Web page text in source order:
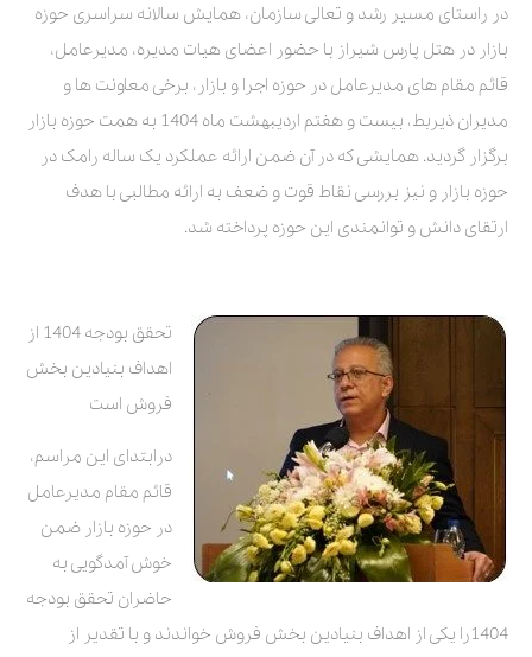
در راستای مسیر رشد و تعالی سازمان، همایش سالانه سراسری حوزه
بازار در هتل پارس شیراز با حضور اعضای هیات مدیره، مدیرعامل،
قائم مقام های مدیرعامل در حوزه اجرا و بازار، برخی معاونت ها و
مدیران ذیربط، بیست و هفتم اردیبهشت ماه 1404 به همت حوزه بازار
برگزار گردید. همایشی که در آن ضمن ارائه عملکرد یک ساله رامک در
حوزه بازار و نیز بررسی نقاط قوت و ضعف به ارائه مطالبی با هدف
ارتقای دانش و توانمندی این حوزه پرداخته شد.
تحقق بودجه 1404 از
اهداف بنیادین بخش
فروش است
درابتدای این مراسم،
قائم مقام مدیرعامل
در حوزه بازار ضمن
خوش آمدگویی به
حاضران تحقق بودجه
1404را یکی از اهداف بنیادین بخش فروش خواندند و با تقدیر از